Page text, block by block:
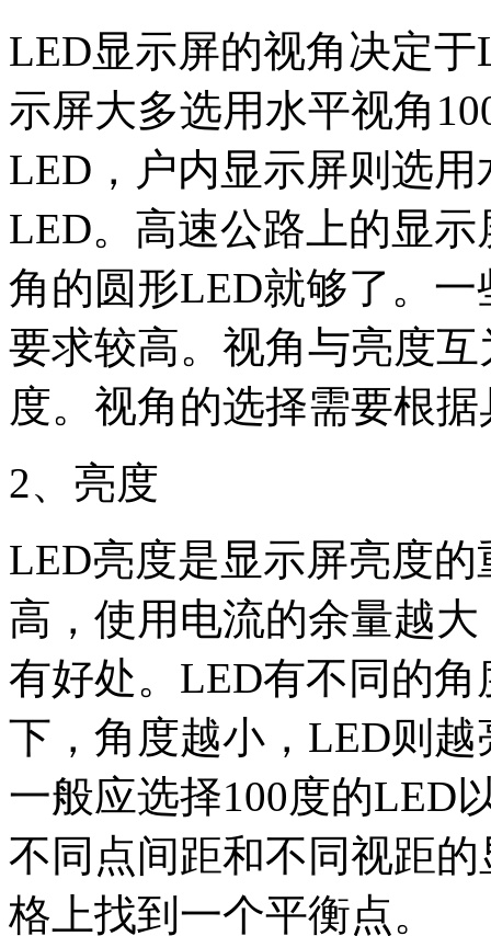
LED显示屏的视角决定
示屏大多选用水平视角
LED，户内显示屏则选
LED。高速公路上的显
角的圆形LED就够了。
要求较高。视角与亮度
度。视角的选择需要根
2、亮度
LED亮度是显示屏亮度
高，使用电流的余量越
有好处。LED有不同的
下，角度越小，LED则
一般应选择100度的LED
不同点间距和不同视距
格上找到一个平衡点。